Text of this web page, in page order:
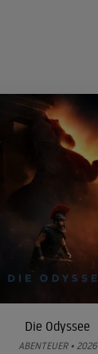
Die Odyssee
ABENTEUER • 2026